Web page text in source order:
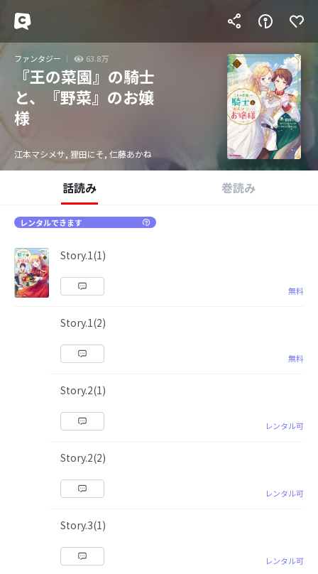
ファンタジー 63.8万
『王の菜園』の騎士
と、『野菜』のお嬢
様
江本マシメサ, 狸田にそ, 仁藤あかね
話読み 巻読み
レンタルできます
Story.1(1)
無料
Story.1(2)
無料
Story.2(1)
レンタル可
Story.2(2)
レンタル可
Story.3(1)
レンタル可